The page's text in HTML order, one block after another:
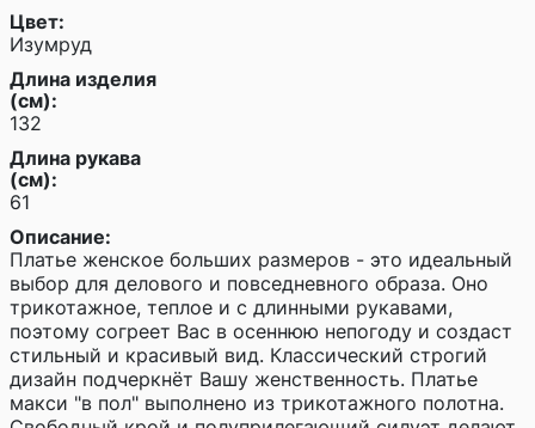
Цвет:
Изумруд
Длина изделия
(см):
132
Длина рукава
(см):
61
Описание:
Платье женское больших размеров - это идеальный
выбор для делового и повседневного образа. Оно
трикотажное, теплое и с длинными рукавами,
поэтому согреет Вас в осеннюю непогоду и создаст
стильный и красивый вид. Классический строгий
дизайн подчеркнёт Вашу женственность. Платье
макси "в пол" выполнено из трикотажного полотна.